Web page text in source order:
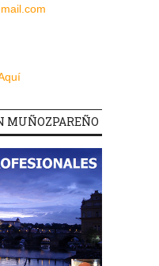
MUÑOZPAREÑO